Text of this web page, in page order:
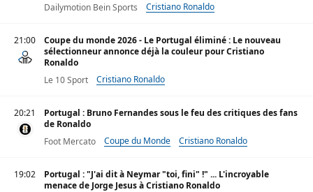
Dailymotion Bein Sports
Cristiano Ronaldo
21:00
Coupe du monde 2026 - Le Portugal éliminé : Le nouveau
sélectionneur annonce déjà la couleur pour Cristiano
Ronaldo
Le 10 Sport
Cristiano Ronaldo
20:21
Portugal : Bruno Fernandes sous le feu des critiques des fans
de Ronaldo
Foot Mercato
Coupe du Monde
Cristiano Ronaldo
19:02
Portugal : "J'ai dit à Neymar "toi, fini" !" ... L'incroyable
menace de Jorge Jesus à Cristiano Ronaldo